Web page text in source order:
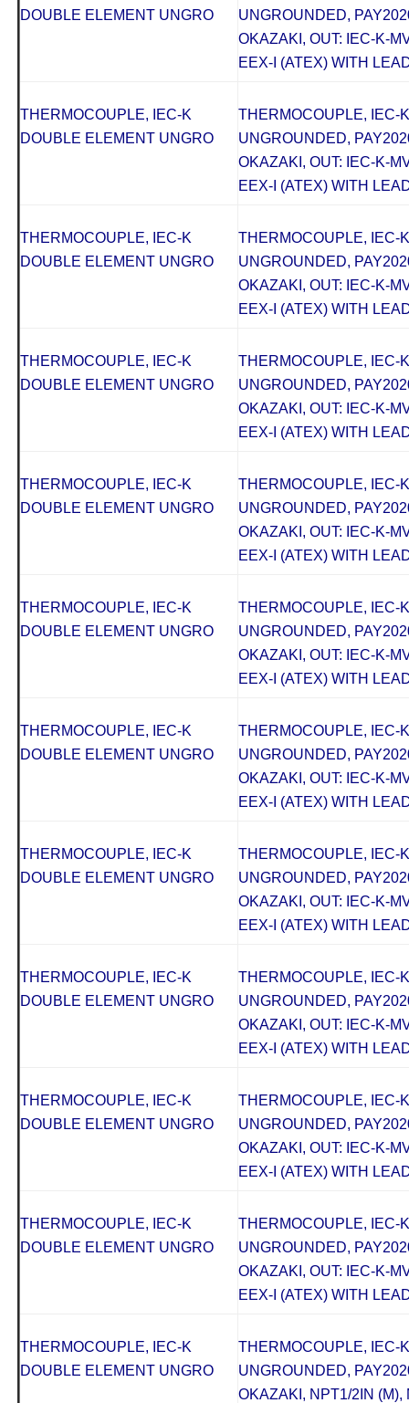
DOUBLE ELEMENT UNGRO
UNGROUNDED,
OKAZAKI, OUT: IEC-K-
EEX-I (ATEX) WITH
THERMOCOUPLE, IEC-K
DOUBLE ELEMENT UNGRO
THERMOCOUPLE, IEC-
UNGROUNDED,
OKAZAKI, OUT: IEC-K-
EEX-I (ATEX) WITH
THERMOCOUPLE, IEC-K
DOUBLE ELEMENT UNGRO
THERMOCOUPLE, IEC-
UNGROUNDED,
OKAZAKI, OUT: IEC-K-
EEX-I (ATEX) WITH
THERMOCOUPLE, IEC-K
DOUBLE ELEMENT UNGRO
THERMOCOUPLE, IEC-
UNGROUNDED,
OKAZAKI, OUT: IEC-K-
EEX-I (ATEX) WITH
THERMOCOUPLE, IEC-K
DOUBLE ELEMENT UNGRO
THERMOCOUPLE, IEC-
UNGROUNDED,
OKAZAKI, OUT: IEC-K-
EEX-I (ATEX) WITH
THERMOCOUPLE, IEC-K
DOUBLE ELEMENT UNGRO
THERMOCOUPLE, IEC-
UNGROUNDED,
OKAZAKI, OUT: IEC-K-
EEX-I (ATEX) WITH
THERMOCOUPLE, IEC-K
DOUBLE ELEMENT UNGRO
THERMOCOUPLE, IEC-
UNGROUNDED,
OKAZAKI, OUT: IEC-K-
EEX-I (ATEX) WITH
THERMOCOUPLE, IEC-K
DOUBLE ELEMENT UNGRO
THERMOCOUPLE, IEC-
UNGROUNDED,
OKAZAKI, OUT: IEC-K-
EEX-I (ATEX) WITH
THERMOCOUPLE, IEC-K
DOUBLE ELEMENT UNGRO
THERMOCOUPLE, IEC-
UNGROUNDED,
OKAZAKI, OUT: IEC-K-
EEX-I (ATEX) WITH
THERMOCOUPLE, IEC-K
DOUBLE ELEMENT UNGRO
THERMOCOUPLE, IEC-
UNGROUNDED,
OKAZAKI, OUT: IEC-K-
EEX-I (ATEX) WITH
THERMOCOUPLE, IEC-K
DOUBLE ELEMENT UNGRO
THERMOCOUPLE, IEC-
UNGROUNDED,
OKAZAKI, OUT: IEC-K-
EEX-I (ATEX) WITH
THERMOCOUPLE, IEC-K
DOUBLE ELEMENT UNGRO
THERMOCOUPLE, IEC-
UNGROUNDED,
OKAZAKI, NPT1/2IN (M),